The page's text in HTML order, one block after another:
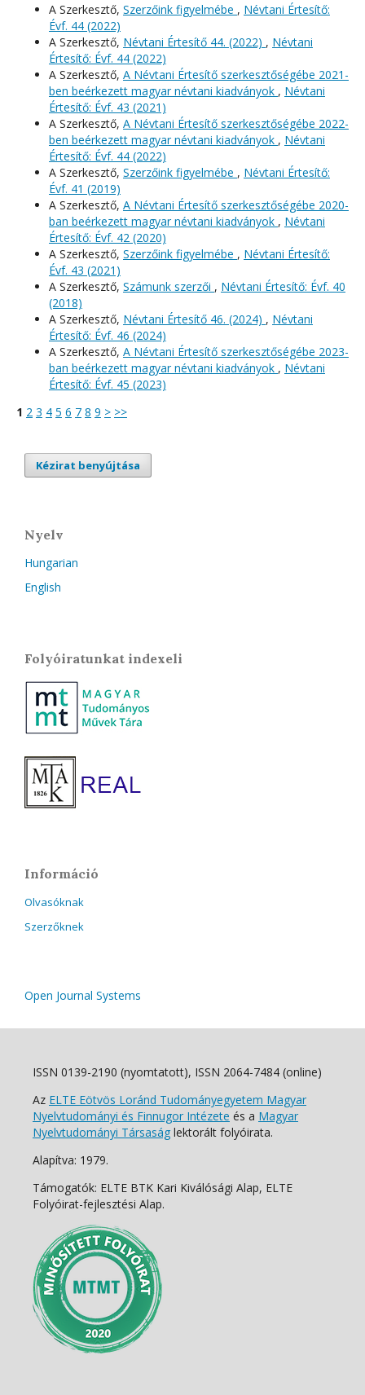
A Szerkesztő, Szerzőink figyelmébe , Névtani Értesítő:
Évf. 44 (2022)
A Szerkesztő, Névtani Értesítő 44. (2022) , Névtani
Értesítő: Évf. 44 (2022)
A Szerkesztő, A Névtani Értesítő szerkesztőségébe 2021-
ben beérkezett magyar névtani kiadványok , Névtani
Értesítő: Évf. 43 (2021)
A Szerkesztő, A Névtani Értesítő szerkesztőségébe 2022-
ben beérkezett magyar névtani kiadványok , Névtani
Értesítő: Évf. 44 (2022)
A Szerkesztő, Szerzőink figyelmébe , Névtani Értesítő:
Évf. 41 (2019)
A Szerkesztő, A Névtani Értesítő szerkesztőségébe 2020-
ban beérkezett magyar névtani kiadványok , Névtani
Értesítő: Évf. 42 (2020)
A Szerkesztő, Szerzőink figyelmébe , Névtani Értesítő:
Évf. 43 (2021)
A Szerkesztő, Számunk szerzői , Névtani Értesítő: Évf. 40
(2018)
A Szerkesztő, Névtani Értesítő 46. (2024) , Névtani
Értesítő: Évf. 46 (2024)
A Szerkesztő, A Névtani Értesítő szerkesztőségébe 2023-
ban beérkezett magyar névtani kiadványok , Névtani
Értesítő: Évf. 45 (2023)
1 2 3 4 5 6 7 8 9 > >>
Kézirat benyújtása
Nyelv
Hungarian
English
Folyóiratunkat indexeli
Információ
Olvasóknak
Szerzőknek
Open Journal Systems
ISSN 0139-2190 (nyomtatott), ISSN 2064-7484 (online)
Az ELTE Eötvös Loránd Tudományegyetem Magyar
Nyelvtudományi és Finnugor Intézete és a Magyar
Nyelvtudományi Társaság lektorált folyóirata.
Alapítva: 1979.
Támogatók: ELTE BTK Kari Kiválósági Alap, ELTE
Folyóirat-fejlesztési Alap.